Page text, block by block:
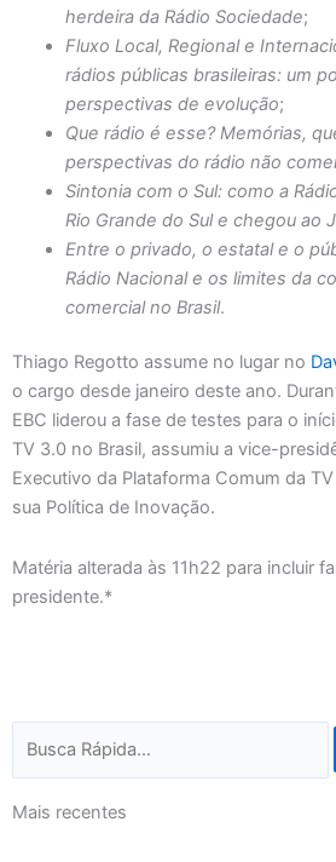
herdeira da Rádio Sociedade;
Fluxo Local, Regional e
rádios públicas brasileiras: um
perspectivas de evolução;
Que rádio é esse? Memórias,
perspectivas do rádio não
Sintonia com o Sul: como a
Rio Grande do Sul e chegou ao
Entre o privado, o estatal e o
Rádio Nacional e os limites da
comercial no Brasil.
Thiago Regotto assume no lugar no
o cargo desde janeiro deste ano.
EBC liderou a fase de testes para o
TV 3.0 no Brasil, assumiu a vice-
Executivo da Plataforma Comum da
sua Política de Inovação.
Matéria alterada às 11h22 para incluir
presidente.*
Mais recentes